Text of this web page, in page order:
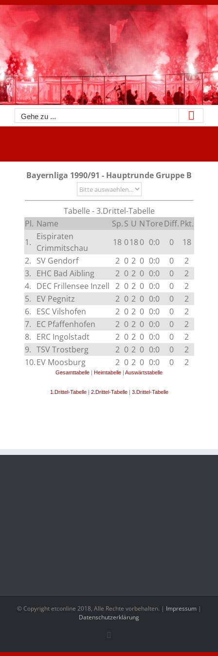
Zum
Inhalt
springen
Gehe zu ...
Bayernliga 1990/91 - Hauptrunde Gruppe B
Tabelle - 3.Drittel-Tabelle
Pl. Name Sp.S U NToreDiff.Pkt.
1.
Eispiraten
Crimmitschau
18 018 0 0:0 0
18
2. SV Gendorf 2 0 2 0 0:0 0
2
3. EHC Bad Aibling 2 0 2 0 0:0 0
2
4. DEC Frillensee Inzell 2 0 2 0 0:0 0
2
5. EV Pegnitz 2 0 2 0 0:0 0
2
6. ESC Vilshofen 2 0 2 0 0:0 0
2
7. EC Pfaffenhofen 2 0 2 0 0:0 0
2
8. ERC Ingolstadt 2 0 2 0 0:0 0
2
9. TSV Trostberg 2 0 2 0 0:0 0
2
10.EV Moosburg 2 0 2 0 0:0 0 2
Gesamttabelle | Heimtabelle | Auswärtstabelle
1.Drittel-Tabelle| 2.Drittel-Tabelle| 3.Drittel-Tabelle
© Copyright etconline 2018, Alle Rechte vorbehalten. | Impressum |
Datenschutzerklärung